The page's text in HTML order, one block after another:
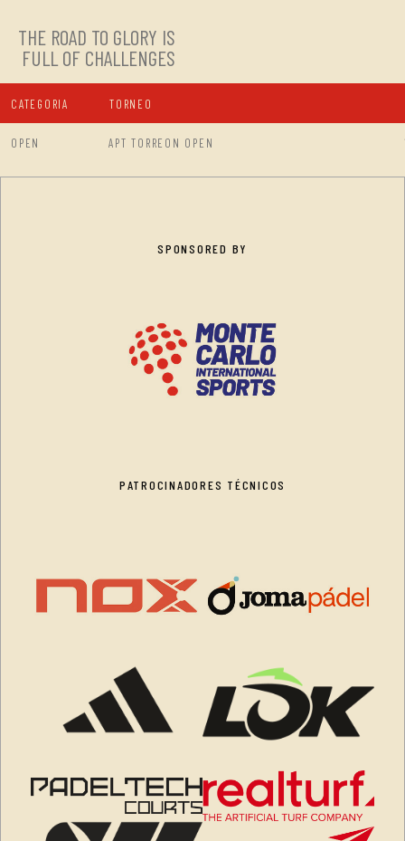
THE ROAD TO GLORY IS
FULL OF CHALLENGES
CATEGORIA TORNEO
OPEN APT TORREON OPEN
SPONSORED BY
PATROCINADORES TÉCNICOS